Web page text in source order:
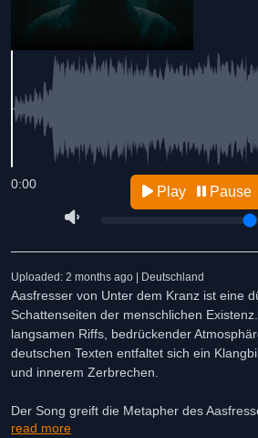
0:00 Play Pause
Uploaded: 2 months ago | Deutschland
Aasfresser von Unter dem Kranz ist eine
Schattenseiten der menschlichen
langsamen Riffs, bedrückender
deutschen Texten entfaltet sich ein
und innerem Zerbrechen.
Der Song greift die Metapher des
all jene Kräfte, die sich von Schwäche,
read more